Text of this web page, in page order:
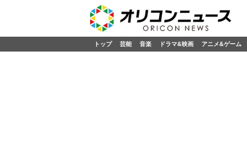
トップ 芸能 音楽 ドラマ&映画 アニメ&ゲーム